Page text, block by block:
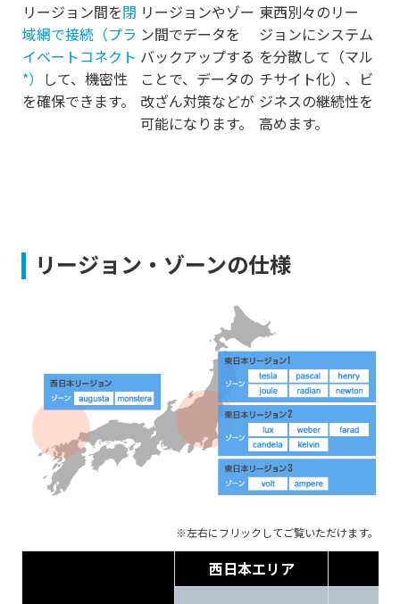
リージョン間を閉
域網で接続（プラ
イベートコネクト
*） して、機密性
を確保できます。
リージョンやゾー
ン間でデータを
バックアップする
ことで、データの
改ざん対策などが
可能になります。
東西別々のリー
ジョンにシステム
を分散して（マル
チサイト化）、ビ
ジネスの継続性を
高めます。
リージョン・ゾーンの仕様
西日本エリア